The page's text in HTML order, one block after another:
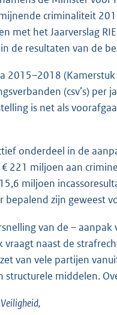
:
3
8
K
criminaliteit
met het Jaarverslag
de resultaten van de
2015–2018 (Kamerstuk
(csv’s)
is net als
onderdeel in de
221 miljoen aan
miljoen
bepalend zijn geweest
van de –
vraagt naast de
van vele partijen
structurele middelen.